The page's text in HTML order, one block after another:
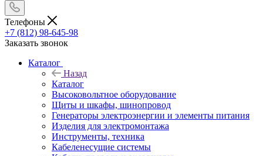
Телефоны
+7 (812) 98-645-98
Заказать звонок
Каталог
Назад
Каталог
Высоковольтное оборудование
Щиты и шкафы, шинопровод
Генераторы электроэнергии и элементы питания
Изделия для электромонтажа
Инструменты, техника
Кабеленесущие системы